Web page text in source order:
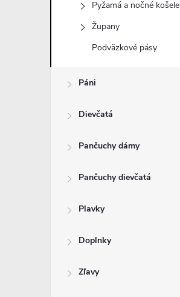
Pyžamá a nočné košele
Župany
Podväzkové pásy
Páni
Dievčatá
Pančuchy dámy
Pančuchy dievčatá
Plavky
Doplnky
Zľavy